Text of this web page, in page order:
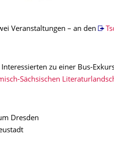
Veranstaltungen – an den
zu einer Bus-
Sächsischen
Dresden